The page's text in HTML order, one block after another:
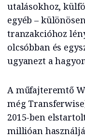
utalásokhoz,
egyéb ­–
tranzakcióhoz
olcsóbban és
ugyanezt a
A műfajteremtő
még
2015-ben
millióan